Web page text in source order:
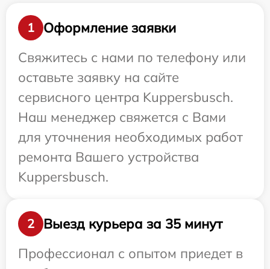
1
Оформление заявки
Свяжитесь с нами по телефону или
оставьте заявку на сайте
сервисного центра Kuppersbusch.
Наш менеджер свяжется с Вами
для уточнения необходимых работ
ремонта Вашего устройства
Kuppersbusch.
2
Выезд курьера за 35 минут
Профессионал с опытом приедет в